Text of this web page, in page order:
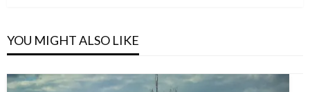
YOU MIGHT ALSO LIKE